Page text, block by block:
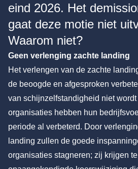
eind 2026. Het
gaat deze motie niet
Waarom niet?
Geen verlenging zachte landing
Het verlengen van de zachte
de beoogde en afgesproken
van schijnzelfstandigheid niet wordt
organisaties hebben hun
periode al verbeterd. Door
landing zullen de goede
organisaties stagneren; zij krijgen